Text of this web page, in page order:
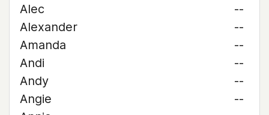
Alec
--
Alexander
--
Amanda
--
Andi
--
Andy
--
Angie
--